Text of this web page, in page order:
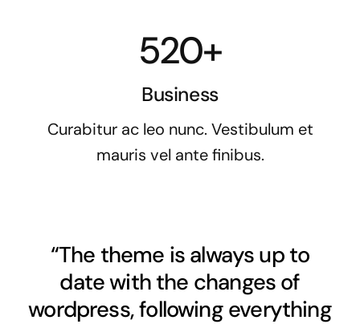
520+
Business
Curabitur ac leo nunc. Vestibulum et
mauris vel ante finibus.
“The theme is always up to
date with the changes of
wordpress, following everything